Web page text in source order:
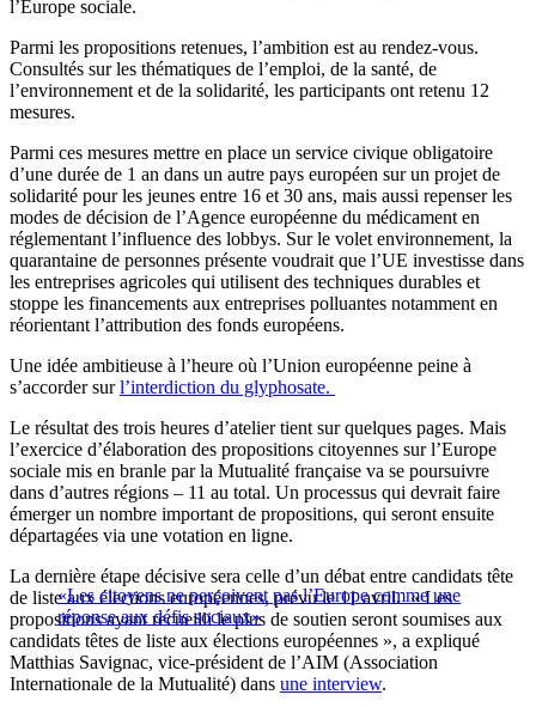
l’Europe sociale.
Parmi les propositions retenues, l’ambition est au rendez-vous.
Consultés sur les thématiques de l’emploi, de la santé, de
l’environnement et de la solidarité, les participants ont retenu 12
mesures.
Parmi ces mesures mettre en place un service civique obligatoire
d’une durée de 1 an dans un autre pays européen sur un projet de
solidarité pour les jeunes entre 16 et 30 ans, mais aussi repenser les
modes de décision de l’Agence européenne du médicament en
réglementant l’influence des lobbys. Sur le volet environnement, la
quarantaine de personnes présente voudrait que l’UE investisse dans
les entreprises agricoles qui utilisent des techniques durables et
stoppe les financements aux entreprises polluantes notamment en
réorientant l’attribution des fonds européens.
Une idée ambitieuse à l’heure où l’Union européenne peine à
s’accorder surl’interdiction du glyphosate.
Le résultat des trois heures d’atelier tient sur quelques pages. Mais
l’exercice d’élaboration des propositions citoyennes sur l’Europe
sociale mis en branle par la Mutualité française va se poursuivre
dans d’autres régions – 11 au total. Un processus qui devrait faire
émerger un nombre important de propositions, qui seront ensuite
départagées via une votation en ligne.
«Les citoyens ne perçoivent pas l’Europe comme une
réponse aux défis sociaux»
La dernière étape décisive sera celle d’un débat entre candidats tête
de liste aux élections européennes, prévu le 11 avril. « Les
propositions ayant recueilli le plus de soutien seront soumises aux
candidats têtes de liste aux élections européennes », a expliqué
Matthias Savignac, vice-président de l’AIM (Association
Internationale de la Mutualité) dans une interview.